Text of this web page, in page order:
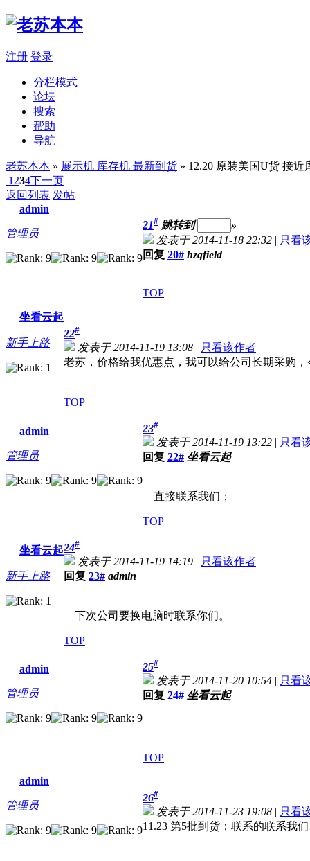
注册 登录
分栏模式
论坛
搜索
帮助
导航
老苏本本 » 展示机 库存机 最新到货 » 12.20 原装美国U货 接
1 234下一页
返回列表 发帖
admin
管理员
21# 跳转到
»
发表于 2014-11-18 22:32 | 只看
回复 20# hzqfield
TOP
坐看云起
新手上路
22#
发表于 2014-11-19 13:08 | 只看该作者
老苏，价格给我优惠点，我可以给公司长期采购
TOP
admin
管理员
23#
发表于 2014-11-19 13:22 | 只看
回复 22# 坐看云起
直接联系我们；
TOP
坐看云起
新手上路
24#
发表于 2014-11-19 14:19 | 只看该作者
回复 23# admin
下次公司要换电脑时联系你们。
TOP
admin
管理员
25#
发表于 2014-11-20 10:54 | 只看
回复 24# 坐看云起
TOP
admin
管理员
26#
发表于 2014-11-23 19:08 | 只看
11.23 第5批到货；联系的联系我